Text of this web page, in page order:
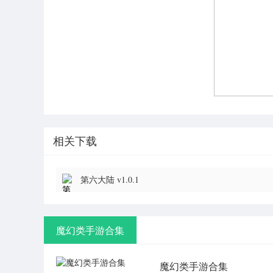
相关下载
第六大陆 v1.0.1
魔幻类手游合集
魔幻类手游合集